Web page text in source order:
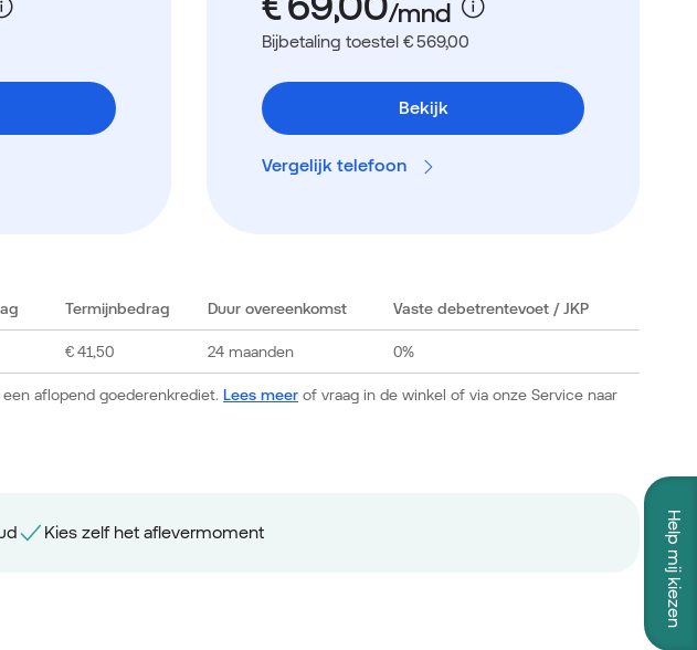
Bijbetaling toestel € 569,00
Bekijk
Vergelijk telefoon
Termijnbedrag Duur overeenkomst Vaste debetrentevoet / JKP
aflopend goederenkrediet. Lees meer of vraag in de winkel of via onze Service naar
€ 41,50 24 maanden 0%
Kies zelf het aflevermoment Help mij kiezen